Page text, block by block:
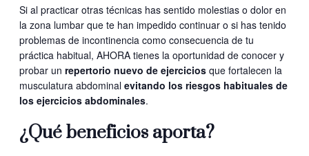
Si al practicar otras técnicas has sentido molestias o dolor en
la zona lumbar que te han impedido continuar o si has tenido
problemas de incontinencia como consecuencia de tu
práctica habitual, AHORA tienes la oportunidad de conocer y
probar un repertorio nuevo de ejercicios que fortalecen la
musculatura abdominal evitando los riesgos habituales de
los ejercicios abdominales.
¿Qué beneficios aporta?